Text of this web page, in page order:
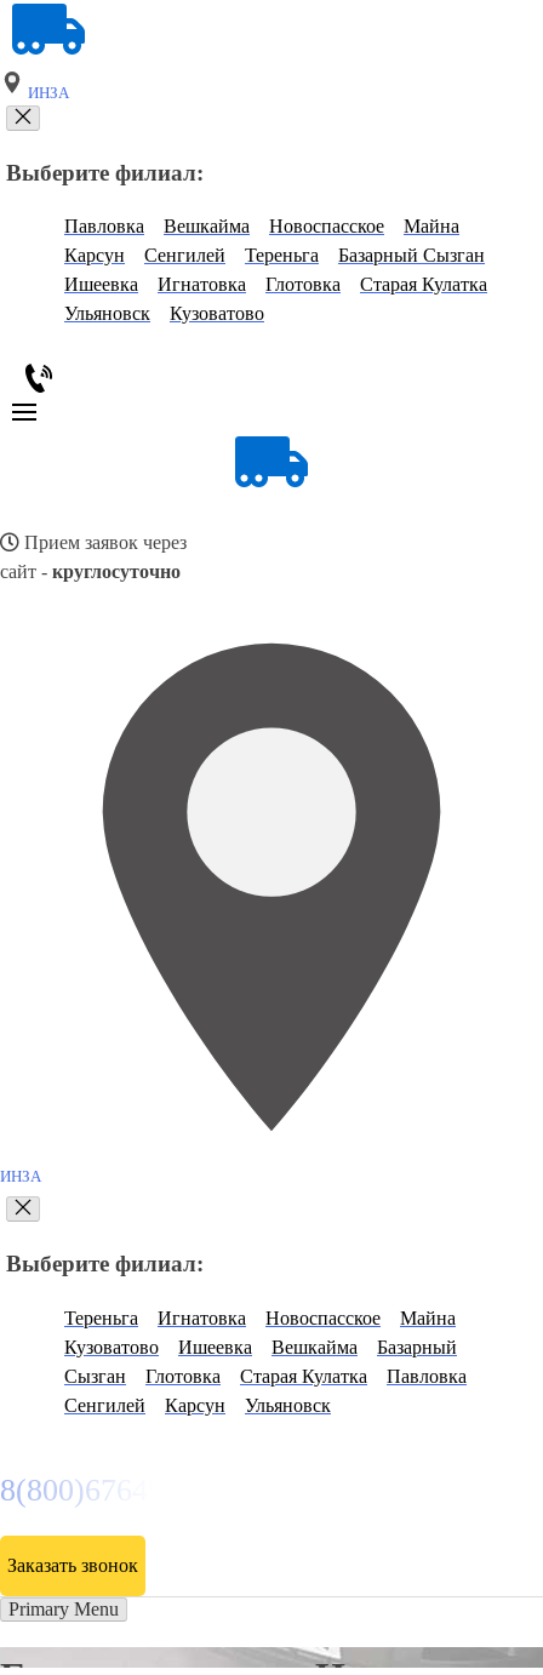
ИНЗА
Выберите филиал:
Павловка Вешкайма Новоспасское
Майна
Карсун
Сенгилей Тереньга
Базарный Сызган
Ишеевка
Игнатовка Глотовка
Старая Кулатка
Ульяновск
Кузоватово
Прием заявок через
сайт - круглосуточно
ИНЗА
Выберите филиал:
Тереньга Игнатовка Новоспасское
Майна
Кузоватово
Ишеевка Вешкайма
Базарный
Сызган
Глотовка Старая Кулатка
Павловка
Сенгилей
Карсун Ульяновск
8(800)6764935
Заказать звонок
Primary Menu